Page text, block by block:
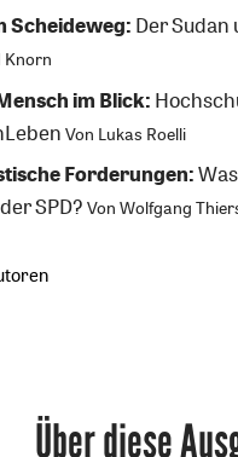
Scheideweg: Der Sudan
Knorn
im Blick:
Von Lukas Roelli
Forderungen:
SPD? Von Wolfgang
Über diese